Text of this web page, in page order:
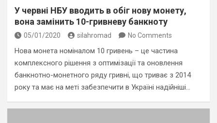
У червні НБУ вводить в обіг нову монету,
вона замінить 10-гривневу банкноту
05/01/2020 silahromad No Comments
Нова монета номіналом 10 гривень – це частина
комплексного рішення з оптимізації та оновлення
банкнотно-монетного ряду гривні, що триває з 2014
року та має на меті забезпечити в Україні надійніші…